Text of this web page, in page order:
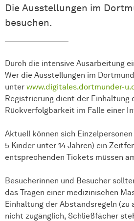
Die Ausstellungen im
besuchen.
Durch die intensive Ausarbeitung
Wer die Ausstellungen im
unter www.digitales.dortmunder-
Registrierung dient der Einhaltung
Rückverfolgbarkeit im Falle einer
Aktuell können sich
5 Kinder unter 14 Jahren) ein
entsprechenden Tickets müssen
Besucherinnen und Besucher
das Tragen einer medizinischen
Einhaltung der Abstandsregeln (zu
nicht zugänglich, Schließfächer